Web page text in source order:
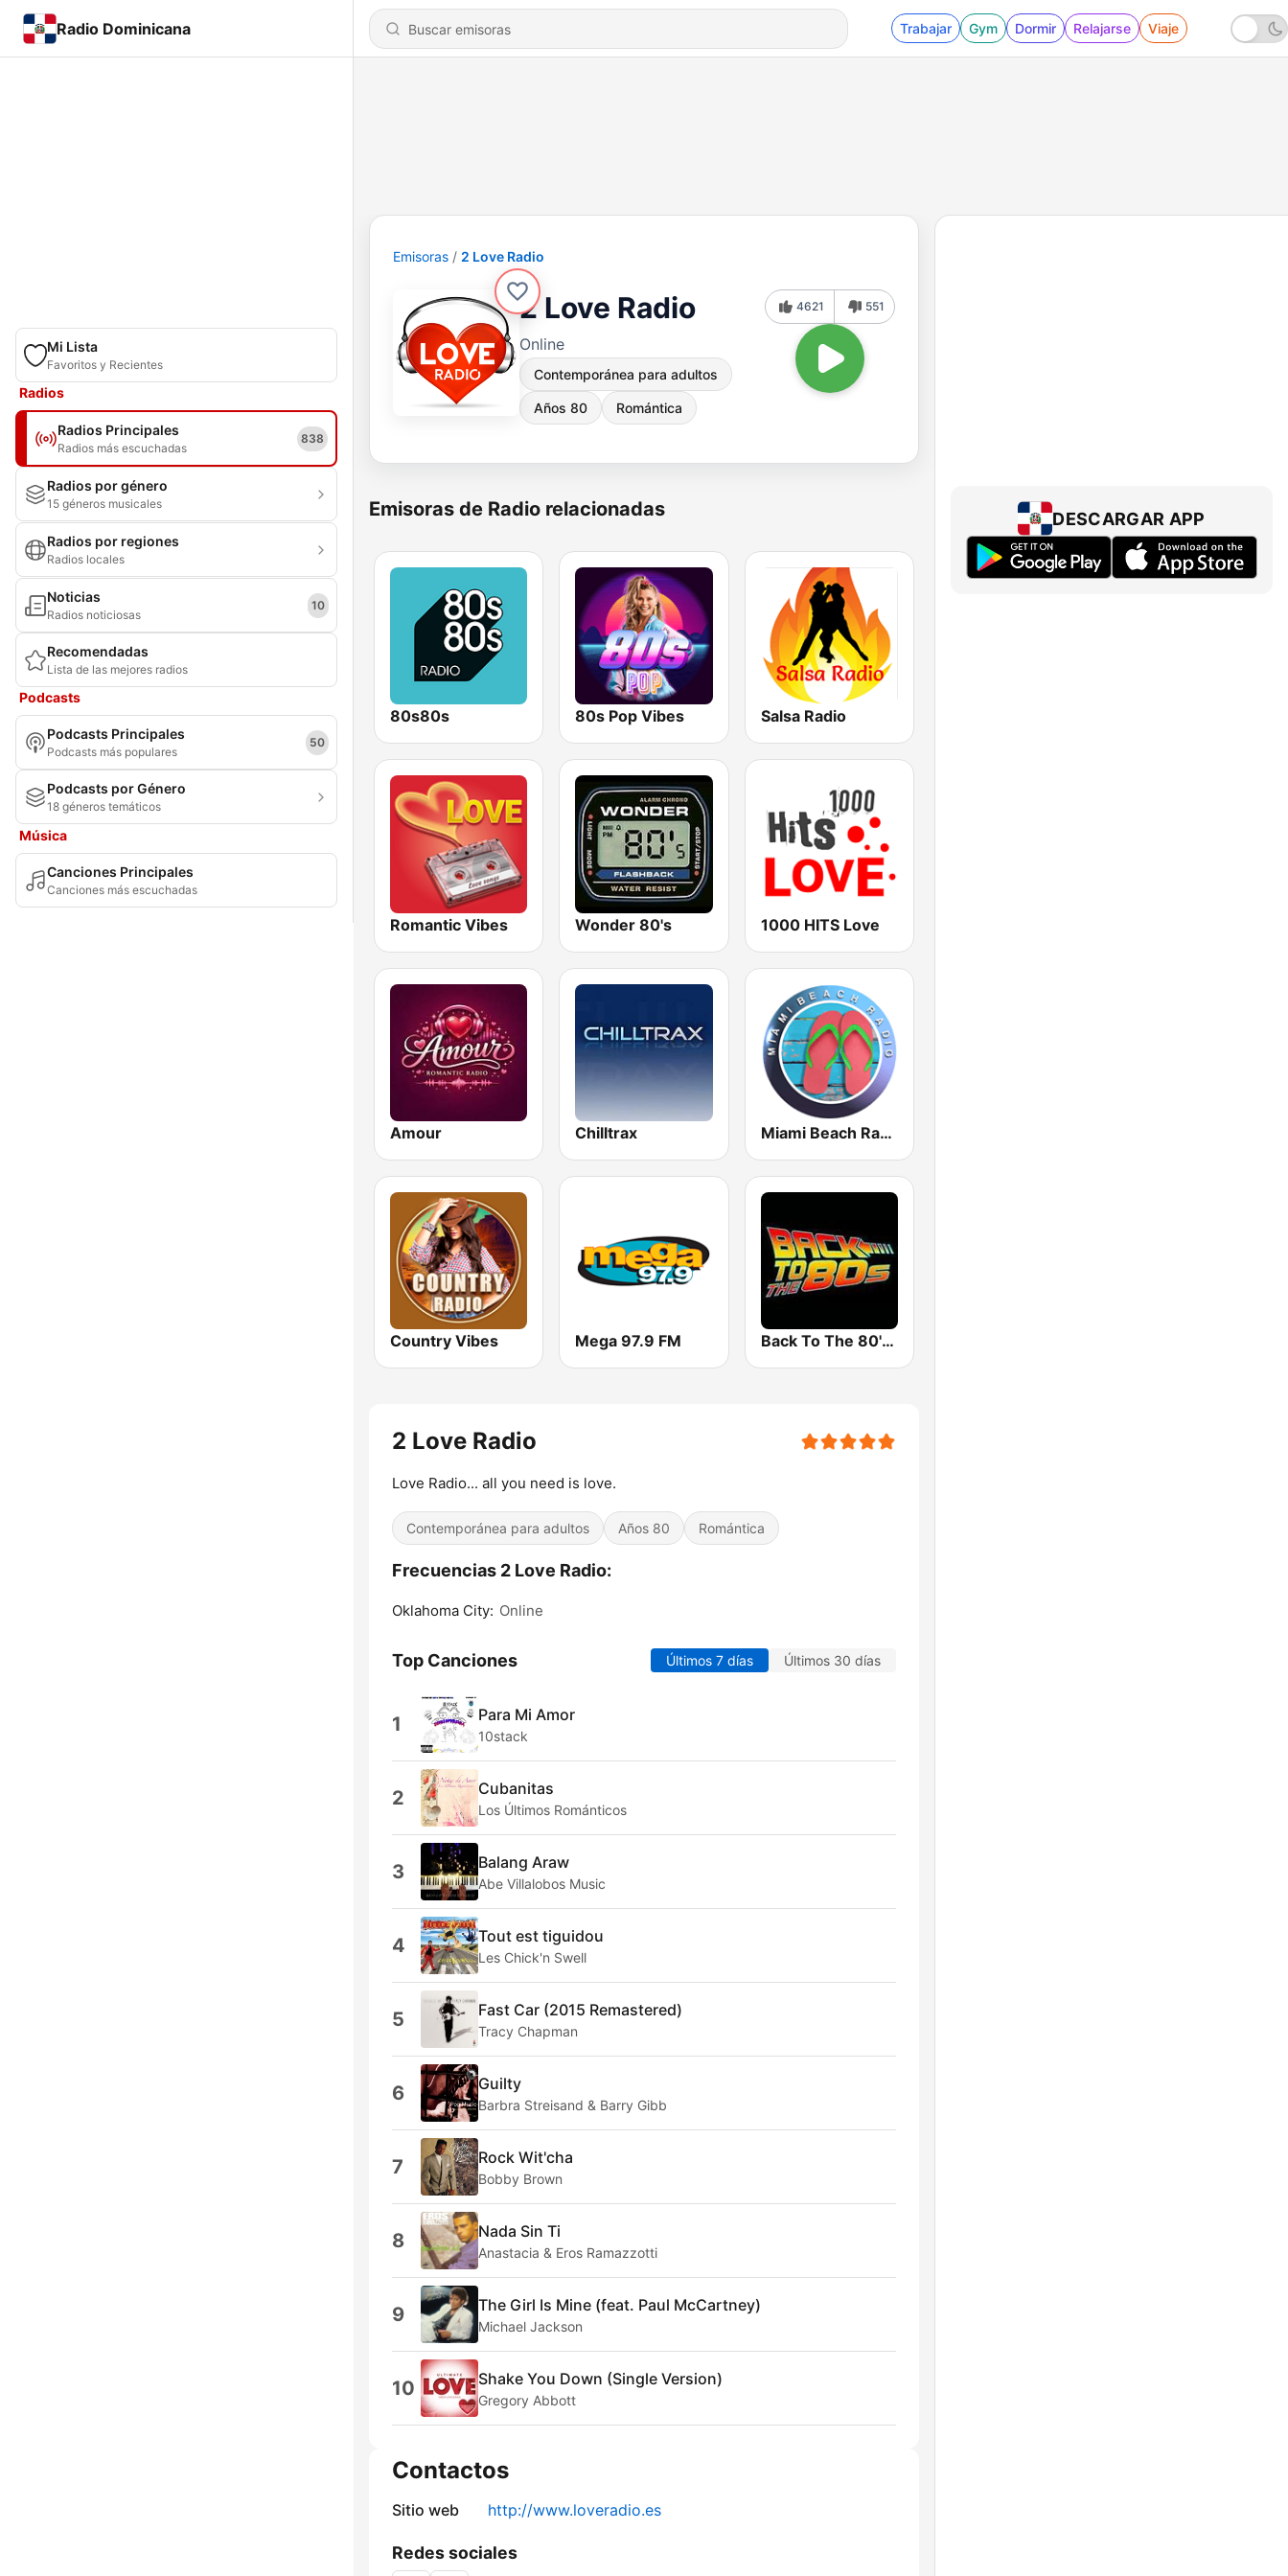
Radio Dominicana Trabajar Gym Dormir Relajarse Viaje
Mi Lista
Favoritos y Recientes
Radios
Radios Principales
Radios más escuchadas
838
Radios por género
15 géneros musicales
Radios por regiones
Radios locales
Noticias
Radios noticiosas
10
Recomendadas
Lista de las mejores radios
Podcasts
Podcasts Principales
Podcasts más populares
50
Podcasts por Género
18 géneros temáticos
Música
Canciones Principales
Canciones más escuchadas
Emisoras 2 Love Radio
2 Love Radio
Online
Contemporánea para adultos
Años 80 Romántica
4621 551
Emisoras de Radio relacionadas
80s80s 80s Pop Vibes Salsa Radio
Romantic Vibes Wonder 80's 1000 HITS Love
Amour Chilltrax Miami Beach Radio
Country Vibes Mega 97.9 FM Back To The 80's Radio
2 Love Radio
Love Radio... all you need is love.
Contemporánea para adultos Años 80 Romántica
Frecuencias 2 Love Radio:
Oklahoma City: Online
Top Canciones Últimos 7 días Últimos 30 días
1 Para Mi Amor
10stack
2 Cubanitas
Los Últimos Románticos
3 Balang Araw
Abe Villalobos Music
4 Tout est tiguidou
Les Chick'n Swell
5 Fast Car (2015 Remastered)
Tracy Chapman
6 Guilty
Barbra Streisand & Barry Gibb
7 Rock Wit'cha
Bobby Brown
8 Nada Sin Ti
Anastacia & Eros Ramazzotti
9 The Girl Is Mine (feat. Paul McCartney)
Michael Jackson
10 Shake You Down (Single Version)
Gregory Abbott
Contactos
Sitio web http://www.loveradio.es
Redes sociales
DESCARGAR APP